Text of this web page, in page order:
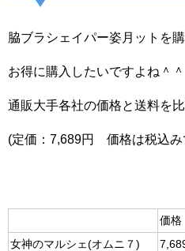
脇ブラシェイパー姿月ットを購
お得に購入したいですよね＾＾
通販大手各社の価格と送料を
(定価：7,689円 価格は税込み
価格
女神のマルシェ(オムニ７)